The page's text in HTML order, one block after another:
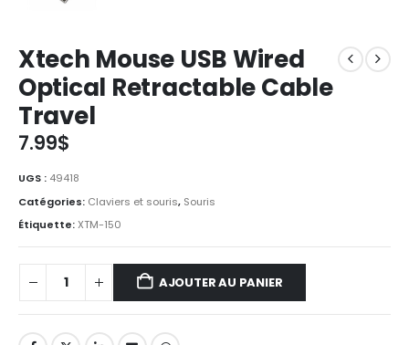
Xtech Mouse USB Wired
Optical Retractable Cable
Travel
7.99$
UGS : 49418
Catégories: Claviers et souris, Souris
Étiquette:XTM-150
AJOUTER AU PANIER